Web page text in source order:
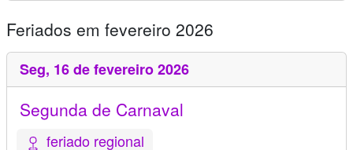
Feriados em fevereiro 2026
Seg, 16 de fevereiro 2026
Segunda de Carnaval
feriado regional